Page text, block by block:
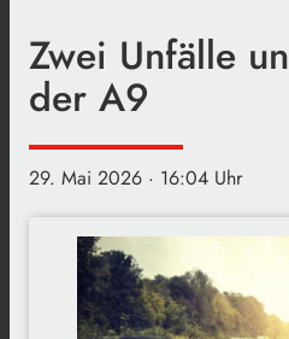
Zwei Unfälle
der A9
29. Mai 2026 · 16:04 Uhr